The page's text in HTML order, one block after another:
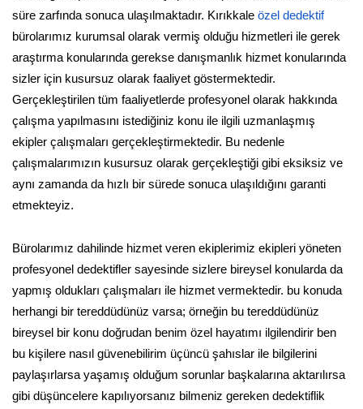
süre zarfında sonuca ulaşılmaktadır. Kırıkkale özel dedektif
bürolarımız kurumsal olarak vermiş olduğu hizmetleri ile gerek
araştırma konularında gerekse danışmanlık hizmet konularında
sizler için kusursuz olarak faaliyet göstermektedir.
Gerçekleştirilen tüm faaliyetlerde profesyonel olarak hakkında
çalışma yapılmasını istediğiniz konu ile ilgili uzmanlaşmış
ekipler çalışmaları gerçekleştirmektedir. Bu nedenle
çalışmalarımızın kusursuz olarak gerçekleştiği gibi eksiksiz ve
aynı zamanda da hızlı bir sürede sonuca ulaşıldığını garanti
etmekteyiz.
Bürolarımız dahilinde hizmet veren ekiplerimiz ekipleri yöneten
profesyonel dedektifler sayesinde sizlere bireysel konularda da
yapmış oldukları çalışmaları ile hizmet vermektedir. bu konuda
herhangi bir tereddüdünüz varsa; örneğin bu tereddüdünüz
bireysel bir konu doğrudan benim özel hayatımı ilgilendirir ben
bu kişilere nasıl güvenebilirim üçüncü şahıslar ile bilgilerini
paylaşırlarsa yaşamış olduğum sorunlar başkalarına aktarılırsa
gibi düşüncelere kapılıyorsanız bilmeniz gereken dedektiflik